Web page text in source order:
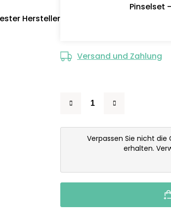
Pinselset
Versand und Zahlung
Verpassen Sie nicht
erhalten.
Hersteller